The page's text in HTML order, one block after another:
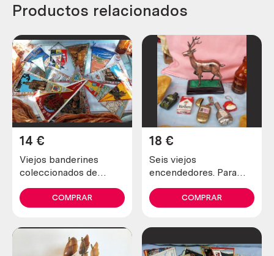
Productos relacionados
Viejos banderines
coleccionados de
14 €
COMPRAR
Seis viejos
encendedores. Para
De antigua colección
18 €
COMPRAR